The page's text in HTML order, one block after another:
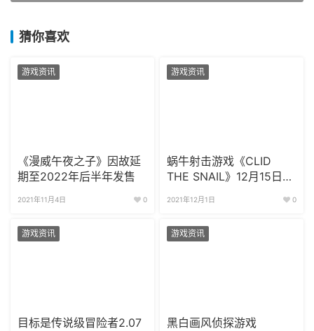
猜你喜欢
游戏资讯
《漫威午夜之子》因故延
期至2022年后半年发售
2021年11月4日 0
游戏资讯
蜗牛射击游戏《CLID
THE SNAIL》12月15日发
2021年12月1日 0
游戏资讯
目标是传说级冒险者2.07
游戏资讯
黑白画风侦探游戏